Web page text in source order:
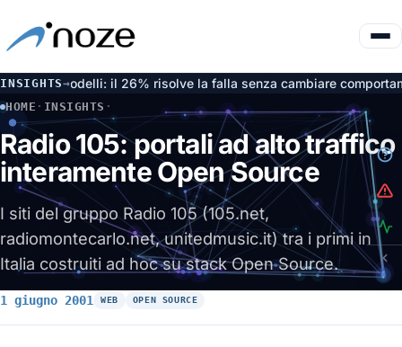
INSIGHTS→
dai modelli: il 26% risolve la falla senza cambiare
HOME · INSIGHTS ·
RADIO 105: PORTALI AD ALTO TRAFFICO INTERAMENTE OPEN
Radio 105: portali ad alto traffico
interamente Open Source
I siti del gruppo Radio 105 (105.net,
radiomontecarlo.net, unitedmusic.it) tra i primi in
Italia costruiti ad hoc su stack Open Source.
1 giugno 2001 WEB OPEN SOURCE